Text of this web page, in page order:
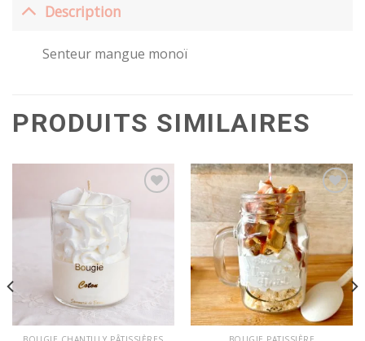
Description
Senteur mangue monoï
PRODUITS SIMILAIRES
wishlist